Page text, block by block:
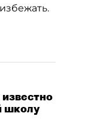
школу